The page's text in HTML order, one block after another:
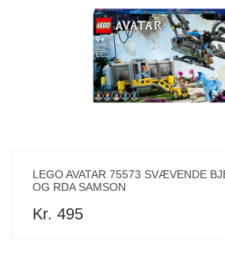
LEGO AVATAR 75573 SVÆVENDE
OG RDA SAMSON
Kr. 495